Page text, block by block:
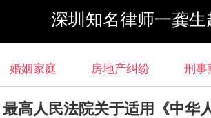
深圳知名律师一龚生
婚姻家庭 房地产纠纷 刑事
最高人民法院关于适用《中华